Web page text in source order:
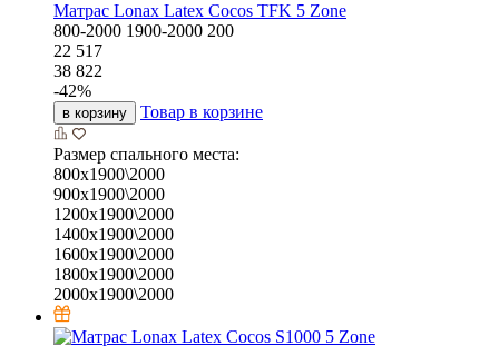
Матрас Lonax Latex Cocos TFK 5 Zone
800-2000 1900-2000 200
22 517
38 822
-42%
в корзину Товар в корзине
Размер спального места:
800х1900\2000
900х1900\2000
1200х1900\2000
1400х1900\2000
1600х1900\2000
1800х1900\2000
2000х1900\2000